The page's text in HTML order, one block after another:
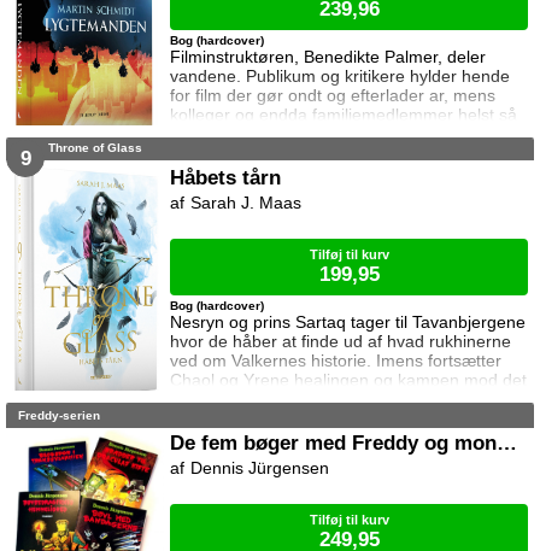
Filminstruktøren, Benedikte Palmer, deler
vandene. Publikum og kritikere hylder hende
for film der gør ondt og efterlader ar, mens
kolleger og endda familiemedlemmer helst så
hende forsvinde. Under en rejse til Los
miste livet. Da efterforskningen fortsætter
nyuddannede agent April Biggs for at assistere
Bog (hardcover)
239,96
9 Throne of Glass
Håbets tårn
Nesryn og prins Sartaq tager til Tavanbjergene
hvor de håber at finde ud af hvad rukhinerne
ved om Valkernes historie. Imens fortsætter
Chaol og Yrene healingen og kampen mod det
mystiske mørke som lurer inden i ham. Men
deres venner derhjemme.
Bog (hardcover)
Sarah J. Maas
Tilføj til kurv
199,95
Freddy-serien
De fem bøger med Freddy og monstrene
Dennis Jürgensen
Tilføj til kurv
249,95